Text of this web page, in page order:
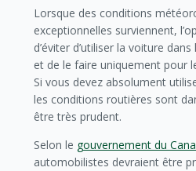
Lorsque des conditions
exceptionnelles surviennent,
d’éviter d’utiliser la voiture
et de le faire uniquement pour
Si vous devez absolument
les conditions routières sont
être très prudent.
Selon le gouvernement du
automobilistes devraient être